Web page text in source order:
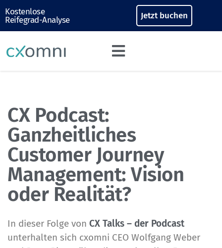
Kostenlose
Reifegrad-Analyse
Jetzt buchen
CX Podcast:
Ganzheitliches
Customer Journey
Management: Vision
oder Realität?
In dieser Folge von CX Talks – der Podcast
unterhalten sich cxomni CEO Wolfgang Weber